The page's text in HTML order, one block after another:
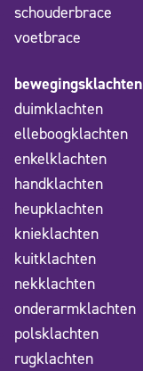
schouderbrace
voetbrace
bewegingsklachten
duimklachten
elleboogklachten
enkelklachten
handklachten
heupklachten
knieklachten
kuitklachten
nekklachten
onderarmklachten
polsklachten
rugklachten